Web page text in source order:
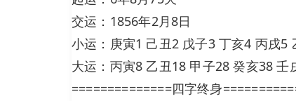
交运：1856年2月8日
小运：庚寅1 己丑2 戊子3 丁亥4 丙戌5
大运：丙寅8 乙丑18 甲子28 癸亥38
==============四字终身